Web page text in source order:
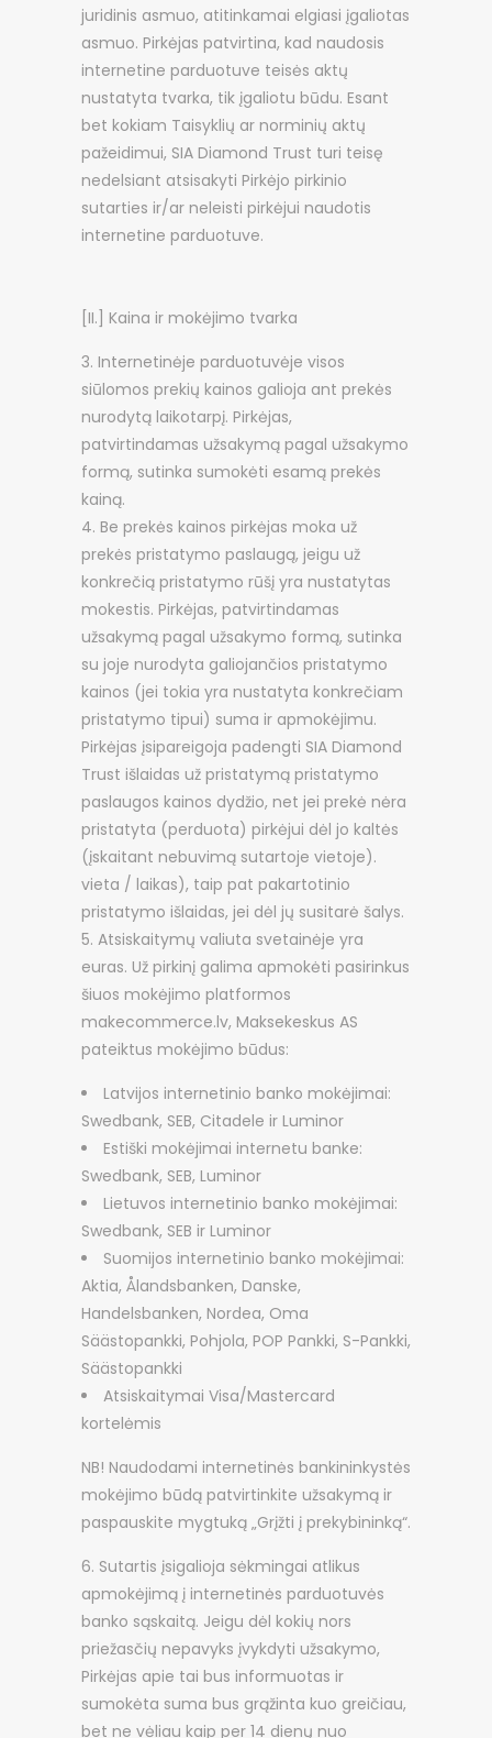
juridinis asmuo, atitinkamai elgiasi įgaliotas
asmuo. Pirkėjas patvirtina, kad naudosis
internetine parduotuve teisės aktų
nustatyta tvarka, tik įgaliotu būdu. Esant
bet kokiam Taisyklių ar norminių aktų
pažeidimui, SIA Diamond Trust turi teisę
nedelsiant atsisakyti Pirkėjo pirkinio
sutarties ir/ar neleisti pirkėjui naudotis
internetine parduotuve.
[II.] Kaina ir mokėjimo tvarka
Internetinėje parduotuvėje visos
siūlomos prekių kainos galioja ant prekės
nurodytą laikotarpį. Pirkėjas,
patvirtindamas užsakymą pagal užsakymo
formą, sutinka sumokėti esamą prekės
kainą.
Be prekės kainos pirkėjas moka už
prekės pristatymo paslaugą, jeigu už
konkrečią pristatymo rūšį yra nustatytas
mokestis. Pirkėjas, patvirtindamas
užsakymą pagal užsakymo formą, sutinka
su joje nurodyta galiojančios pristatymo
kainos (jei tokia yra nustatyta konkrečiam
pristatymo tipui) suma ir apmokėjimu.
Pirkėjas įsipareigoja padengti SIA Diamond
Trust išlaidas už pristatymą pristatymo
paslaugos kainos dydžio, net jei prekė nėra
pristatyta (perduota) pirkėjui dėl jo kaltės
(įskaitant nebuvimą sutartoje vietoje).
vieta / laikas), taip pat pakartotinio
pristatymo išlaidas, jei dėl jų susitarė šalys.
Atsiskaitymų valiuta svetainėje yra
euras. Už pirkinį galima apmokėti pasirinkus
šiuos mokėjimo platformos
makecommerce.lv, Maksekeskus AS
pateiktus mokėjimo būdus:
Latvijos internetinio banko mokėjimai:
Swedbank, SEB, Citadele ir Luminor
Estiški mokėjimai internetu banke:
Swedbank, SEB, Luminor
Lietuvos internetinio banko mokėjimai:
Swedbank, SEB ir Luminor
Suomijos internetinio banko mokėjimai:
Aktia, Ålandsbanken, Danske,
Handelsbanken, Nordea, Oma
Säästopankki, Pohjola, POP Pankki, S-Pankki,
Säästopankki
Atsiskaitymai Visa/Mastercard
kortelėmis
NB! Naudodami internetinės bankininkystės
mokėjimo būdą patvirtinkite užsakymą ir
paspauskite mygtuką „Grįžti į prekybininką“.
Sutartis įsigalioja sėkmingai atlikus
apmokėjimą į internetinės parduotuvės
banko sąskaitą. Jeigu dėl kokių nors
priežasčių nepavyks įvykdyti užsakymo,
Pirkėjas apie tai bus informuotas ir
sumokėta suma bus grąžinta kuo greičiau,
bet ne vėliau kaip per 14 dienų nuo